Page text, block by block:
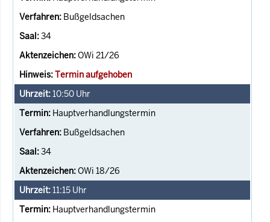
Bußgeldsachen
34
OWi 21/26
Termin aufgehoben
10:50 Uhr
Hauptverhandlungstermin
Bußgeldsachen
34
OWi 18/26
11:15 Uhr
Hauptverhandlungstermin